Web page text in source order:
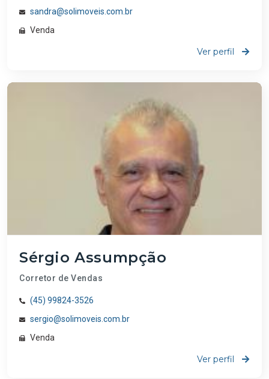
sandra@solimoveis.com.br
Venda
Ver perfil
Sérgio Assumpção
Corretor de Vendas
(45) 99824-3526
sergio@solimoveis.com.br
Venda
Ver perfil